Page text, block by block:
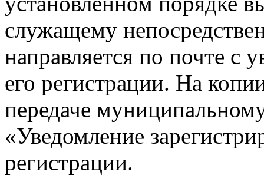
служащему
направляется по почте с
его регистрации. На
передаче
«Уведомление
регистрации.